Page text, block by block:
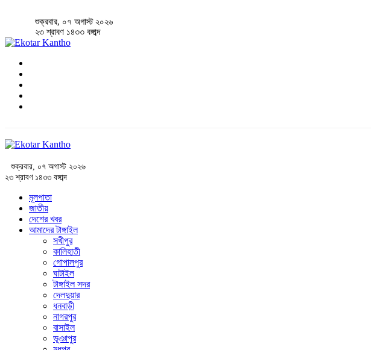
শুক্রবার, ০৭ অগাস্ট ২০২৬
২৩ শ্রাবণ ১৪৩৩ বঙ্গাব্দ
শুক্রবার, ০৭ অগাস্ট ২০২৬
২৩ শ্রাবণ ১৪৩৩ বঙ্গাব্দ
মূলপাতা
জাতীয়
দেশের খবর
আমাদের টাঙ্গাইল
সখীপুর
কালিহাতী
গোপালপুর
ঘাটাইল
টাঙ্গাইল সদর
দেলদুয়ার
ধনবাড়ী
নাগরপুর
বাসাইল
ভূঞাপুর